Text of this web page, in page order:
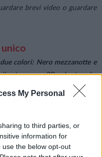
My Personal
to third parties, or
information for
the below opt-out
brevi video o guardare
due colori: Nero mezzanotte e
vetro curvo 3D sul retro che
sono stati accuratamente
creare una texture unica e
del retro del telefono ricorda
liscio e morbido al tatto e allo